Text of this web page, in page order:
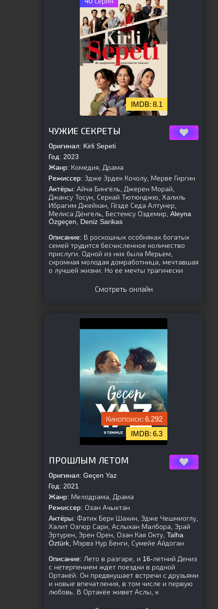
8.1
ЧУЖИЕ СЕКРЕТЫ
Оригинал: Kirli Sepeti
Год: 2023
Жанр: Комедия, Драма
Режиссер: Эдже Эрдек Кочолу, Мерве Гиргин
Актёры: Айча Бингёль, Джерен Морай,
Джансу Тосун, Серкай Тютюнджю, Халиль
Ибрагим Джейхан, Гёзде Седа Алтунер,
Мелиса Дёнгель, Бестемсу Оздемир, Aleyna
Özgeçen, Deniz Sarikas
Описание: В роскошных особняках богатых
семей трудится бесчисленное количество
прислуги. Одной из них была Мерьем,
скромная молодая домработница, мечтавшая
о лучшей жизни. Но ее мечты трагически
Смотреть онлайн
6.292
6.3
ПРОШЛЫМ ЛЕТОМ
Оригинал: Geçen Yaz
Год: 2021
Жанр: Мелодрама, Драма
Режиссер: Озан Ачыктан
Актёры: Фатих Берк Шахин, Эдже Чешмиоглу,
Халит Озгюр Сари, Аслыхан Малбора, Эрай
Эртурен, Эрен Орен, Озан Кая Окту, Talha
Öztürk, Мэрвэ Нур Бенги, Сумейе Айдоган
Описание: Лето в разгаре, и 16-летний Дениз
с нетерпением ждет поездки в родной
Ортакёй. Он предвкушает встречи с друзьями
и новые впечатления, в том числе и первую
любовь. В Ортакёе живет Аслы, к